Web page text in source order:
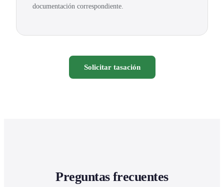
documentación correspondiente.
Solicitar tasación
Preguntas frecuentes